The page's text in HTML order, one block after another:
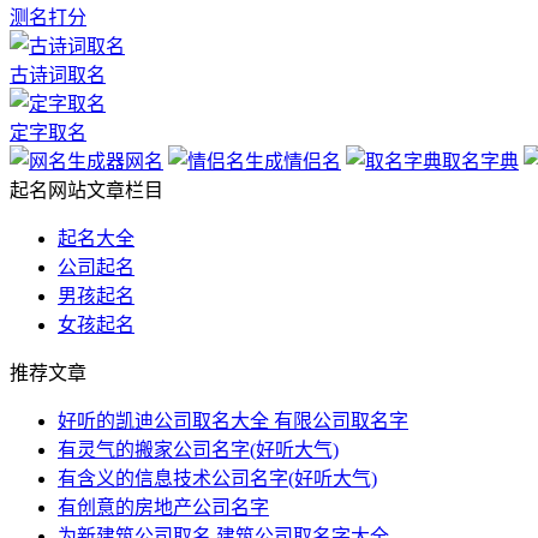
测名打分
古诗词取名
定字取名
网名
情侣名
取名字典
起名网站文章栏目
起名大全
公司起名
男孩起名
女孩起名
推荐文章
好听的凯迪公司取名大全 有限公司取名字
有灵气的搬家公司名字(好听大气)
有含义的信息技术公司名字(好听大气)
有创意的房地产公司名字